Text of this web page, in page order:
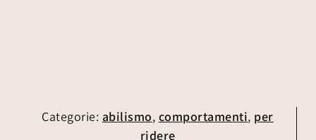
Categorie: abilismo, comportamenti, per
ridere